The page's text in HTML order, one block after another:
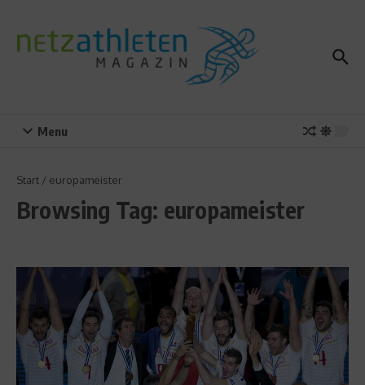
Menu
Start / europameister
Browsing Tag: europameister